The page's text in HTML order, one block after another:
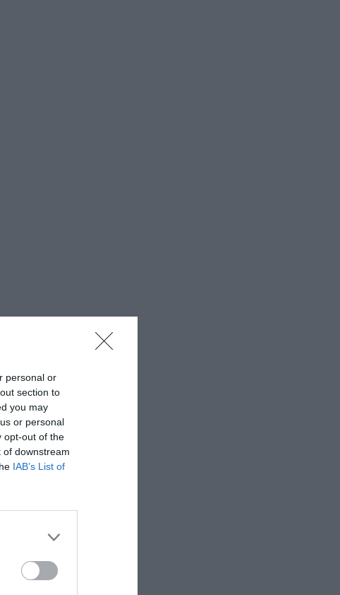
personal or
section to
you may
or personal
opt-out of the
of downstream
IAB’s List of